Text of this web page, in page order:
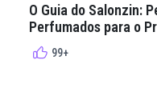
O Guia do Salonzin:
Perfumados para o
99+